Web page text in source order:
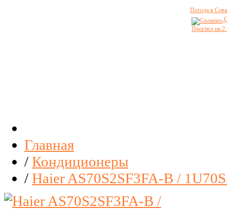
Погода в
Прогноз на 2
Главная
/ Кондиционеры
/ Haier AS70S2SF3FA-B /